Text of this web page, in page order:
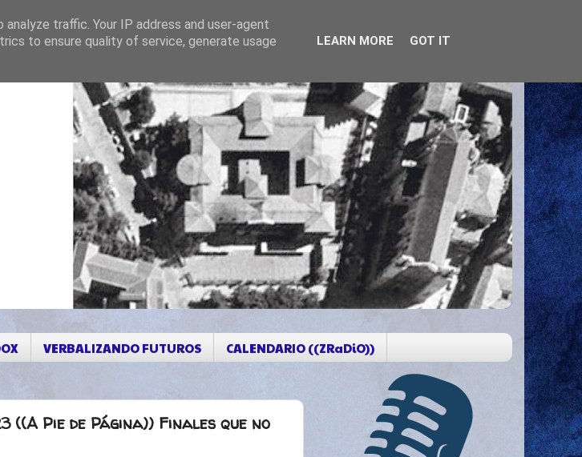
VERBALIZANDO FUTUROS CALENDARIO ((ZRaDiO))
((A Pie de Página)) Finales que no
traffic. Your IP address and user-agent
to ensure quality of service, generate usage
LEARN MORE GOT IT